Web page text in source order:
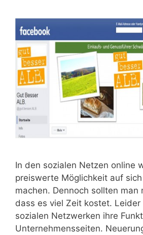
In den sozialen Netzen online
preiswerte Möglichkeit auf
machen. Dennoch sollten man
dass es viel Zeit kostet.
sozialen Netzwerken ihre
Unternehmensseiten.